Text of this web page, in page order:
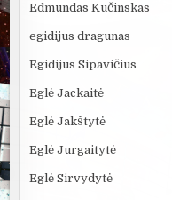
Edmundas Kučinskas
egidijus dragunas
Egidijus Sipavičius
Eglė Jackaitė
Eglė Jakštytė
Eglė Jurgaitytė
Eglė Sirvydytė